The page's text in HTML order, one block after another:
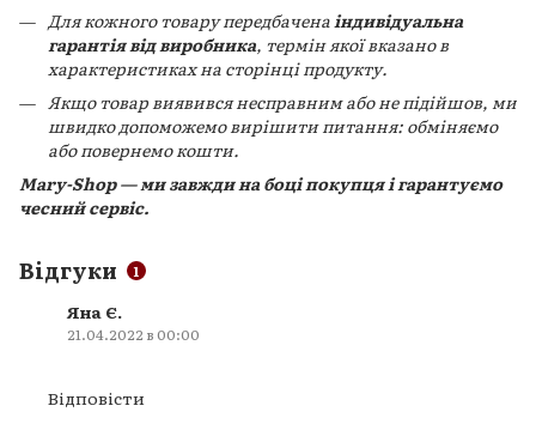
Для кожного товару передбачена індивідуальна
гарантія від виробника, термін якої вказано в
характеристиках на сторінці продукту.
Якщо товар виявився несправним або не підійшов, ми
швидко допоможемо вирішити питання: обміняємо
або повернемо кошти.
Mary-Shop — ми завжди на боці покупця і гарантуємо
чесний сервіс.
Відгуки 1
Яна Є.
21.04.2022 в 00:00
Відповісти